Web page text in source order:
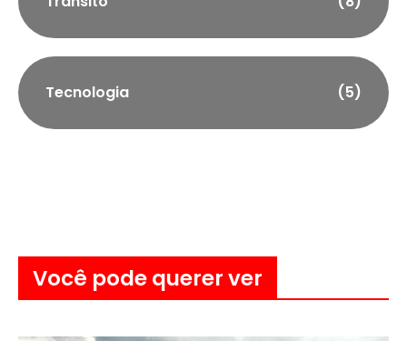
Tecnologia (5)
Você pode querer ver